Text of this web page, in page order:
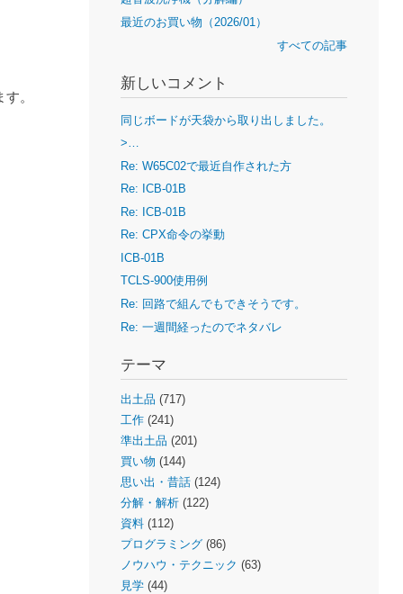
。
最近のお買い物（2026/01）
すべての記事
新しいコメント
同じボードが天袋から取り出しました。
>…
Re: W65C02で最近自作された方
Re: ICB-01B
Re: ICB-01B
Re: CPX命令の挙動
ICB-01B
TCLS-900使用例
Re: 回路で組んでもできそうです。
Re: 一週間経ったのでネタバレ
テーマ
出土品 (717)
工作(241)
準出土品 (201)
買い物 (144)
思い出・昔話(124)
分解・解析(122)
資料(112)
プログラミング(86)
ノウハウ・テクニック (63)
見学(44)